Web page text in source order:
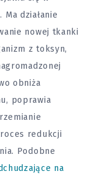
działanie
nowej tkanki
z toksyn,
obniża
poprawia
redukcji
Podobne
na